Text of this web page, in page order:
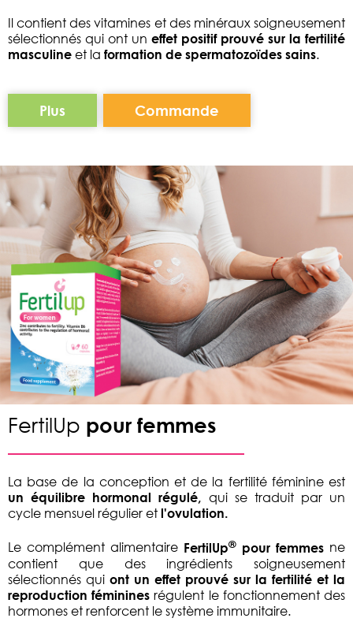
Il contient des vitamines et des minéraux soigneusement
sélectionnés qui ont un effet positif prouvé sur la fertilité
masculine et la formation de spermatozoïdes sains.
Plus Commande
FertilUp pour femmes
La base de la conception et de la fertilité féminine est
un équilibre hormonal régulé, qui se traduit par un
cycle mensuel régulier et l'ovulation.
Le complément alimentaire FertilUp® pour femmes ne
contient que des ingrédients soigneusement
sélectionnés qui ont un effet prouvé sur la fertilité et la
reproduction féminines régulent le fonctionnement des
hormones et renforcent le système immunitaire.